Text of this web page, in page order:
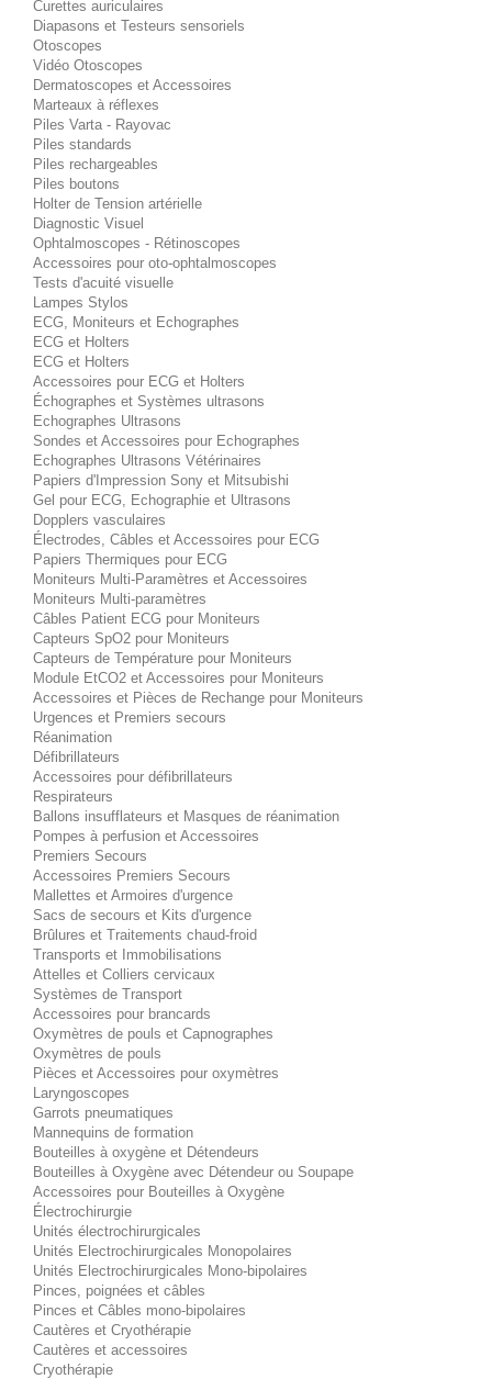
Curettes auriculaires
Diapasons et Testeurs sensoriels
Otoscopes
Vidéo Otoscopes
Dermatoscopes et Accessoires
Marteaux à réflexes
Piles Varta - Rayovac
Piles standards
Piles rechargeables
Piles boutons
Holter de Tension artérielle
Diagnostic Visuel
Ophtalmoscopes - Rétinoscopes
Accessoires pour oto-ophtalmoscopes
Tests d'acuité visuelle
Lampes Stylos
ECG, Moniteurs et Echographes
ECG et Holters
ECG et Holters
Accessoires pour ECG et Holters
Échographes et Systèmes ultrasons
Echographes Ultrasons
Sondes et Accessoires pour Echographes
Echographes Ultrasons Vétérinaires
Papiers d'Impression Sony et Mitsubishi
Gel pour ECG, Echographie et Ultrasons
Dopplers vasculaires
Électrodes, Câbles et Accessoires pour ECG
Papiers Thermiques pour ECG
Moniteurs Multi-Paramètres et Accessoires
Moniteurs Multi-paramètres
Câbles Patient ECG pour Moniteurs
Capteurs SpO2 pour Moniteurs
Capteurs de Température pour Moniteurs
Module EtCO2 et Accessoires pour Moniteurs
Accessoires et Pièces de Rechange pour Moniteurs
Urgences et Premiers secours
Réanimation
Défibrillateurs
Accessoires pour défibrillateurs
Respirateurs
Ballons insufflateurs et Masques de réanimation
Pompes à perfusion et Accessoires
Premiers Secours
Accessoires Premiers Secours
Mallettes et Armoires d'urgence
Sacs de secours et Kits d'urgence
Brûlures et Traitements chaud-froid
Transports et Immobilisations
Attelles et Colliers cervicaux
Systèmes de Transport
Accessoires pour brancards
Oxymètres de pouls et Capnographes
Oxymètres de pouls
Pièces et Accessoires pour oxymètres
Laryngoscopes
Garrots pneumatiques
Mannequins de formation
Bouteilles à oxygène et Détendeurs
Bouteilles à Oxygène avec Détendeur ou Soupape
Accessoires pour Bouteilles à Oxygène
Électrochirurgie
Unités électrochirurgicales
Unités Electrochirurgicales Monopolaires
Unités Electrochirurgicales Mono-bipolaires
Pinces, poignées et câbles
Pinces et Câbles mono-bipolaires
Cautères et Cryothérapie
Cautères et accessoires
Cryothérapie